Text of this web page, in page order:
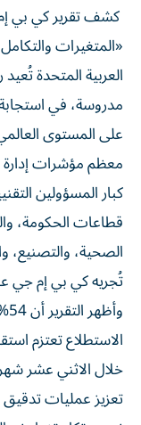
«المتغيرات
العربية المتحدة
مدروسة، في
على المستوى
معظم مؤشرات إدارة
كبار المسؤولين
قطاعات الحكومة،
الصحية، والتصنيع،
تُجريه كي بي إم جي
الاستطلاع تعتزم
خلال الاثني عشر
تعزيز عمليات